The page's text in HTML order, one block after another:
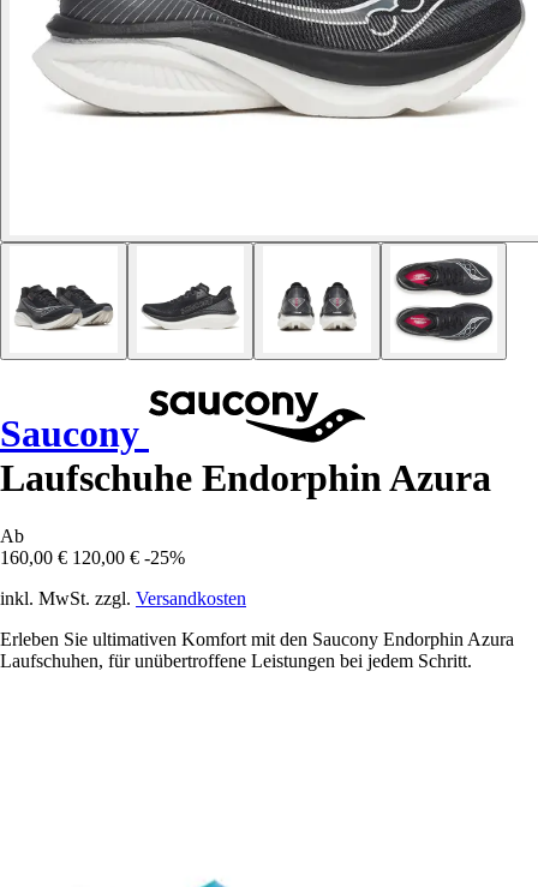
Saucony
Laufschuhe Endorphin Azura
Ab
160,00 € 120,00 € -25%
inkl. MwSt. zzgl. Versandkosten
Erleben Sie ultimativen Komfort mit den Saucony Endorphin Azura
Laufschuhen, für unübertroffene Leistungen bei jedem Schritt.